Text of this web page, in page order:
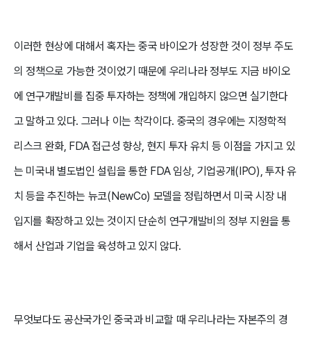
이러한 현상에 대해서 혹자는 중국 바이오가 성장한 것이 정부 주도
의 정책으로 가능한 것이었기 때문에 우리나라 정부도 지금 바이오
에 연구개발비를 집중 투자하는 정책에 개입하지 않으면 실기한다
고 말하고 있다. 그러나 이는 착각이다. 중국의 경우에는 지정학적
리스크 완화, FDA 접근성 향상, 현지 투자 유치 등 이점을 가지고 있
는 미국내 별도법인 설립을 통한 FDA 임상, 기업공개(IPO), 투자 유
치 등을 추진하는 뉴코(NewCo) 모델을 정립하면서 미국 시장 내
입지를 확장하고 있는 것이지 단순히 연구개발비의 정부 지원을 통
해서 산업과 기업을 육성하고 있지 않다.
무엇보다도 공산국가인 중국과 비교할 때 우리나라는 자본주의 경